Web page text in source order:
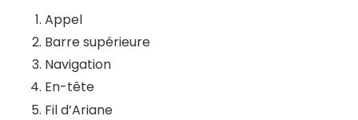
Appel
Barre supérieure
Navigation
En-tête
Fil d’Ariane